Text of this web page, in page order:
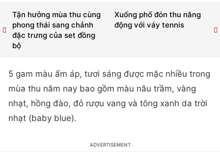
Xuống phố đón thu năng
động với váy tennis
Tận hưởng mùa thu cùng
phong thái sang chảnh
đặc trưng của set đồng
bộ
5 gam màu ấm áp, tươi sáng được mặc nhiều trong
mùa thu năm nay bao gồm màu nâu trầm, vàng
nhạt, hồng đào, đỏ rượu vang và tông xanh da trời
nhạt (baby blue).